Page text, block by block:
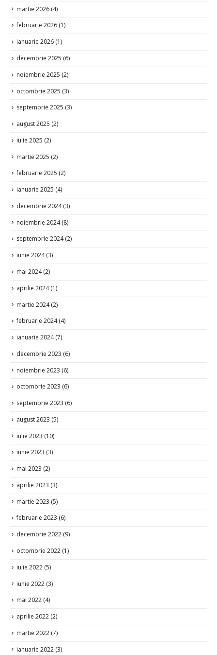
martie 2026 (4)
februarie 2026 (1)
ianuarie 2026 (1)
decembrie 2025 (6)
noiembrie 2025 (2)
octombrie 2025 (3)
septembrie 2025 (3)
august 2025 (2)
iulie 2025 (2)
martie 2025 (2)
februarie 2025 (2)
ianuarie 2025 (4)
decembrie 2024 (3)
noiembrie 2024 (8)
septembrie 2024 (2)
iunie 2024 (3)
mai 2024 (2)
aprilie 2024 (1)
martie 2024 (2)
februarie 2024 (4)
ianuarie 2024 (7)
decembrie 2023 (6)
noiembrie 2023 (6)
octombrie 2023 (6)
septembrie 2023 (6)
august 2023 (5)
iulie 2023 (10)
iunie 2023 (3)
mai 2023 (2)
aprilie 2023 (3)
martie 2023 (5)
februarie 2023 (6)
decembrie 2022 (9)
octombrie 2022 (1)
iulie 2022 (5)
iunie 2022 (3)
mai 2022 (4)
aprilie 2022 (2)
martie 2022 (7)